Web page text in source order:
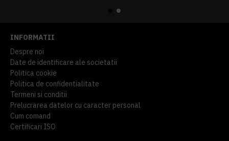
INFORMATII
Despre noi
Date de identificare ale societatii
Politica cookie
Politica de confidentialitate
Termeni si conditii
Prelucrarea datelor cu caracter personal
Cum comand
Certificari ISO